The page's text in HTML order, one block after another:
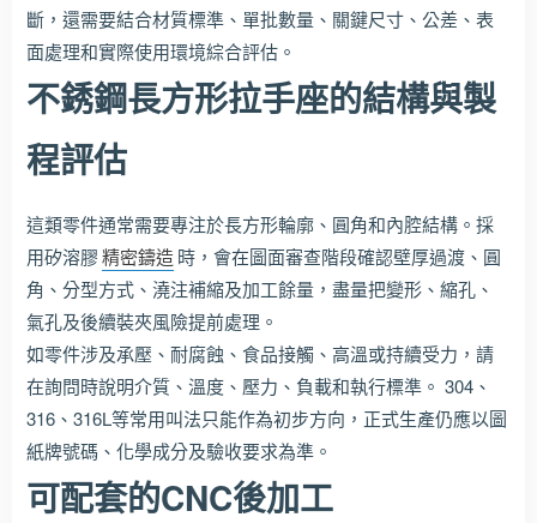
斷，還需要結合材質標準、單批數量、關鍵尺寸、公差、表
面處理和實際使用環境綜合評估。
不銹鋼長方形拉手座的結構與製
程評估
這類零件通常需要專注於長方形輪廓、圓角和內腔結構。採
用矽溶膠精密鑄造 時，會在圖面審查階段確認壁厚過渡、圓
角、分型方式、澆注補縮及加工餘量，盡量把變形、縮孔、
氣孔及後續裝夾風險提前處理。
如零件涉及承壓、耐腐蝕、食品接觸、高溫或持續受力，請
在詢問時說明介質、溫度、壓力、負載和執行標準。 304、
316、316L等常用叫法只能作為初步方向，正式生產仍應以圖
紙牌號碼、化學成分及驗收要求為準。
可配套的CNC後加工